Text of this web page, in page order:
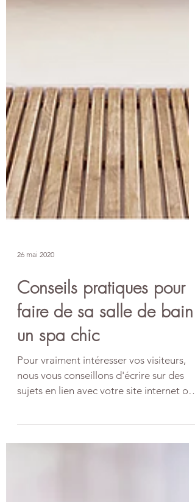
26 mai 2020
Conseils pratiques pour
faire de sa salle de bain
un spa chic
Pour vraiment intéresser vos visiteurs,
sujets en lien avec votre site internet ou